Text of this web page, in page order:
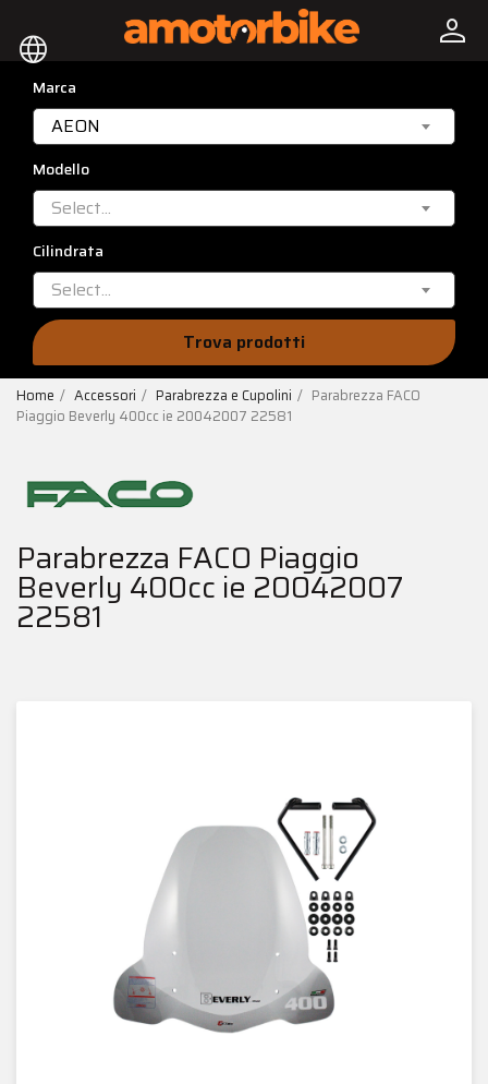
language person
Marca
AEON
Modello
Select...
Cilindrata
Select...
Trova prodotti
Home Accessori Parabrezza e Cupolini
Parabrezza FACO
Piaggio Beverly 400cc ie 20042007 22581
Parabrezza FACO Piaggio
Beverly 400cc ie 20042007
22581